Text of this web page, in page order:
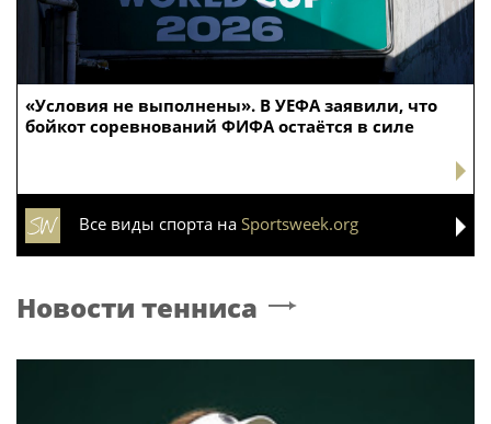
«Условия не выполнены». В УЕФА заявили, что
бойкот соревнований ФИФА остаётся в силе
Все виды спорта на Sportsweek.org
Новости тенниса